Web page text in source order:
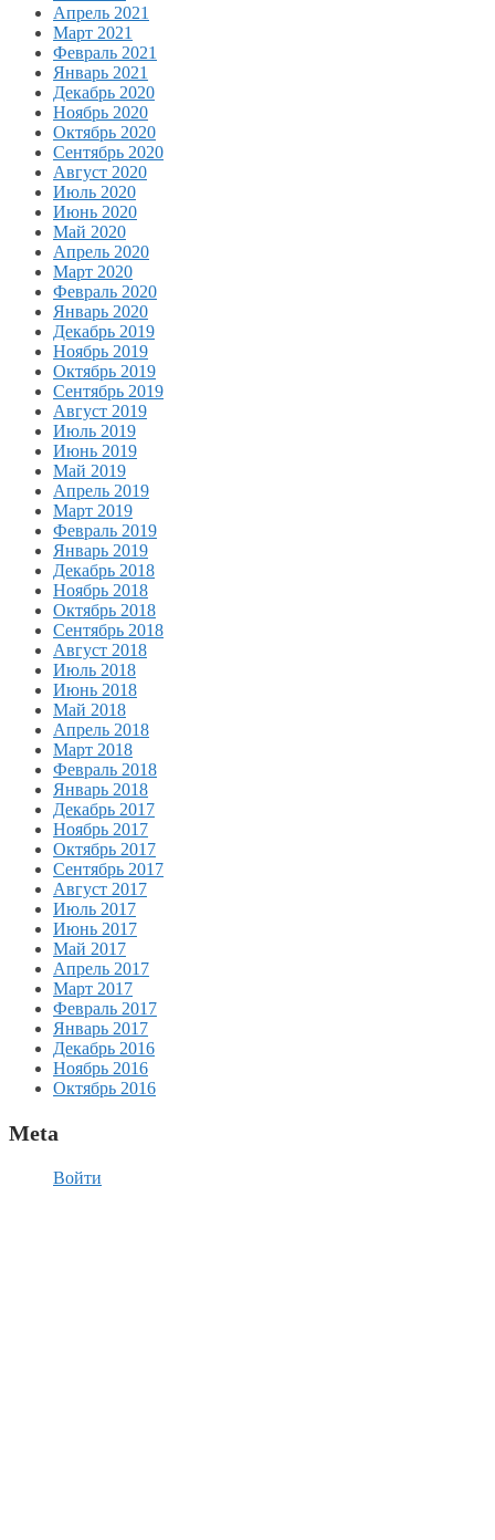
Апрель 2021
Март 2021
Февраль 2021
Январь 2021
Декабрь 2020
Ноябрь 2020
Октябрь 2020
Сентябрь 2020
Август 2020
Июль 2020
Июнь 2020
Май 2020
Апрель 2020
Март 2020
Февраль 2020
Январь 2020
Декабрь 2019
Ноябрь 2019
Октябрь 2019
Сентябрь 2019
Август 2019
Июль 2019
Июнь 2019
Май 2019
Апрель 2019
Март 2019
Февраль 2019
Январь 2019
Декабрь 2018
Ноябрь 2018
Октябрь 2018
Сентябрь 2018
Август 2018
Июль 2018
Июнь 2018
Май 2018
Апрель 2018
Март 2018
Февраль 2018
Январь 2018
Декабрь 2017
Ноябрь 2017
Октябрь 2017
Сентябрь 2017
Август 2017
Июль 2017
Июнь 2017
Май 2017
Апрель 2017
Март 2017
Февраль 2017
Январь 2017
Декабрь 2016
Ноябрь 2016
Октябрь 2016
Meta
Войти